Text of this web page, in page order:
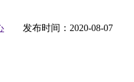
发布时间：2020-08-07